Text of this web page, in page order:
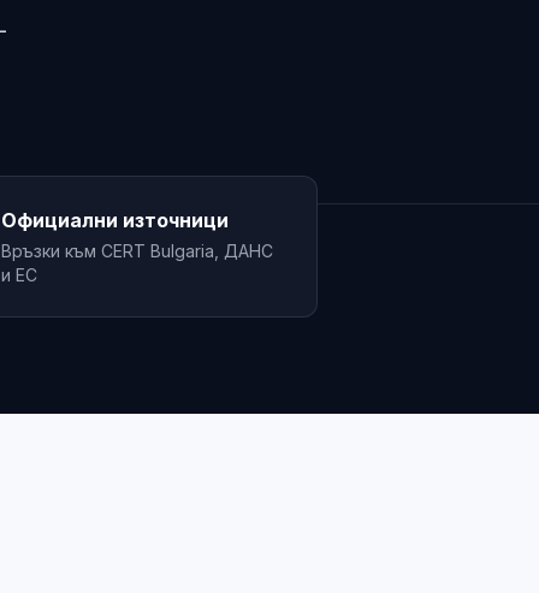
Официални източници
Връзки към CERT Bulgaria, ДАНС
и ЕС